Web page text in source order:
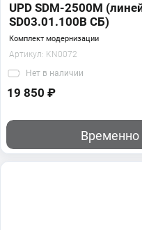
UPD SDM-2500M
SD03.01.100В СБ)
Комплект модернизации
Артикул: KN0072
Нет в наличии
19 850 ₽
Временно